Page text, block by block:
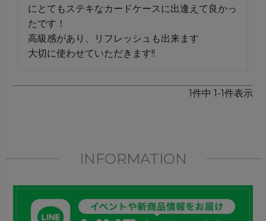
にとてもステキなカードケースに出逢えて良かっ
たです！
高級感があり、リフレッシュも出来ます
大切に使わせていただきます!!
1件中 1-1件表示
INFORMATION